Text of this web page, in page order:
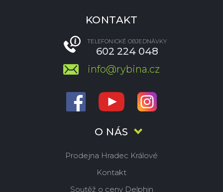
O NÁS
Prodejna Hradec Králové
Kontakt
Soutěž o ceny Delphin
KONTAKT
TELEFONICKÉ OBJEDNÁVKY
602 224 048
info@rybina.cz